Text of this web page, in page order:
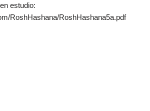
estudio:
RoshHashana/RoshHashana5a.pdf